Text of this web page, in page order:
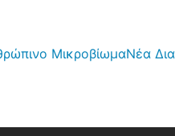
ΜικροβίωμαΝέα